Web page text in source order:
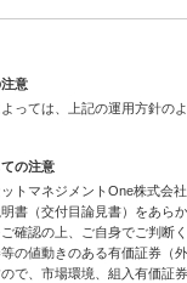
意
っては、上記の運用方針の
の注意
トマネジメントOne株式会
書（交付目論見書）をあら
確認の上、ご自身でご判断く
の値動きのある有価証券（
で、市場環境、組入有価証